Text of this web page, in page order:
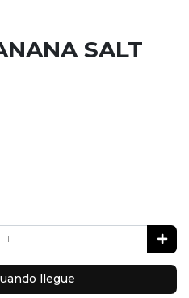
SALT
llegue